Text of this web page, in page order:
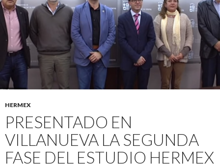
HERMEX
PRESENTADO EN
VILLANUEVA LA SEGUNDA
FASE DEL ESTUDIO HERMEX